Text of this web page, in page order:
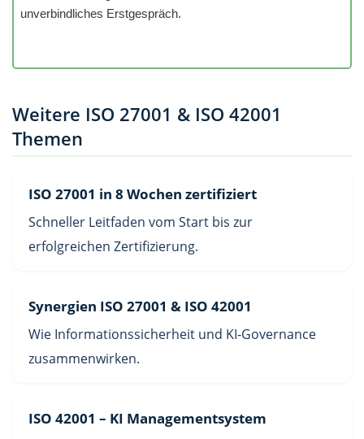
unverbindliches Erstgespräch.
Weitere ISO 27001 & ISO 42001
Themen
ISO 27001 in 8 Wochen zertifiziert
Schneller Leitfaden vom Start bis zur
erfolgreichen Zertifizierung.
Synergien ISO 27001 & ISO 42001
Wie Informationssicherheit und KI-Governance
zusammenwirken.
ISO 42001 – KI Managementsystem